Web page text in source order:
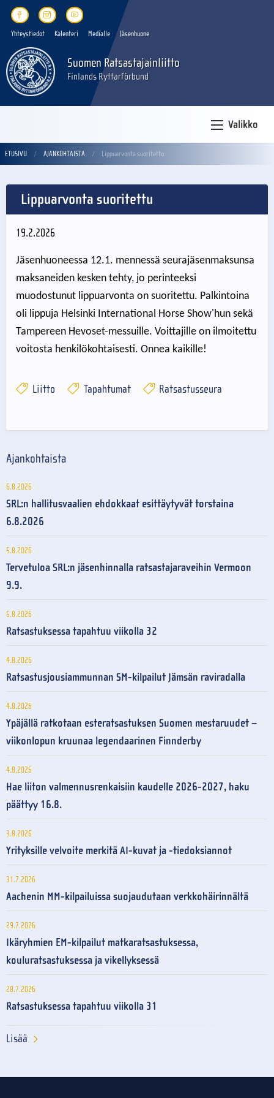
Yhteystiedot Kalenteri Medialle Jäsenhuone
Suomen Ratsastajainliitto
Finlands Ryttarförbund
Valikko
ETUSIVU AJANKOHTAISTA Lippuarvonta suoritettu
Lippuarvonta suoritettu
19.2.2026
Jäsenhuoneessa 12.1. mennessä seurajäsenmaksunsa
maksaneiden kesken tehty, jo perinteeksi
muodostunut lippuarvonta on suoritettu. Palkintoina
oli lippuja Helsinki International Horse Show'hun sekä
Tampereen Hevoset-messuille. Voittajille on ilmoitettu
voitosta henkilökohtaisesti. Onnea kaikille!
Liitto Tapahtumat Ratsastusseura
Ajankohtaista
6.8.2026
SRL:n hallitusvaalien ehdokkaat esittäytyvät torstaina
6.8.2026
5.8.2026
Tervetuloa SRL:n jäsenhinnalla ratsastajaraveihin Vermoon
9.9.
5.8.2026
Ratsastuksessa tapahtuu viikolla 32
4.8.2026
Ratsastusjousiammunnan SM-kilpailut Jämsän raviradalla
4.8.2026
Ypäjällä ratkotaan esteratsastuksen Suomen mestaruudet –
viikonlopun kruunaa legendaarinen Finnderby
4.8.2026
Hae liiton valmennusrenkaisiin kaudelle 2026-2027, haku
päättyy 16.8.
3.8.2026
Yrityksille velvoite merkitä AI-kuvat ja -tiedoksiannot
31.7.2026
Aachenin MM-kilpailuissa suojaudutaan verkkohäirinnältä
29.7.2026
Ikäryhmien EM-kilpailut matkaratsastuksessa,
kouluratsastuksessa ja vikellyksessä
28.7.2026
Ratsastuksessa tapahtuu viikolla 31
Lisää